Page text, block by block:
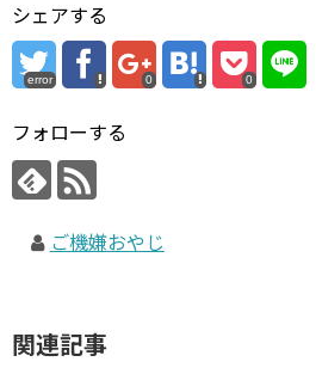
シェアする
error 0 0
フォローする
ご機嫌おやじ
関連記事